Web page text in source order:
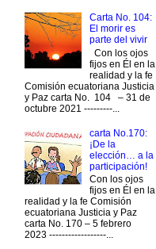
Carta No. 104:
El morir es
parte del vivir
Con los ojos
fijos en Él en la
realidad y la fe
Comisión ecuatoriana Justicia
y Paz carta No. 104 – 31 de
octubre 2021 ---------...
carta No.170:
¡De la
elección… a la
participación!
Con los ojos
fijos en Él en la
realidad y la fe Comisión
ecuatoriana Justicia y Paz
carta No. 170 – 5 febrero
2023 ------------------...